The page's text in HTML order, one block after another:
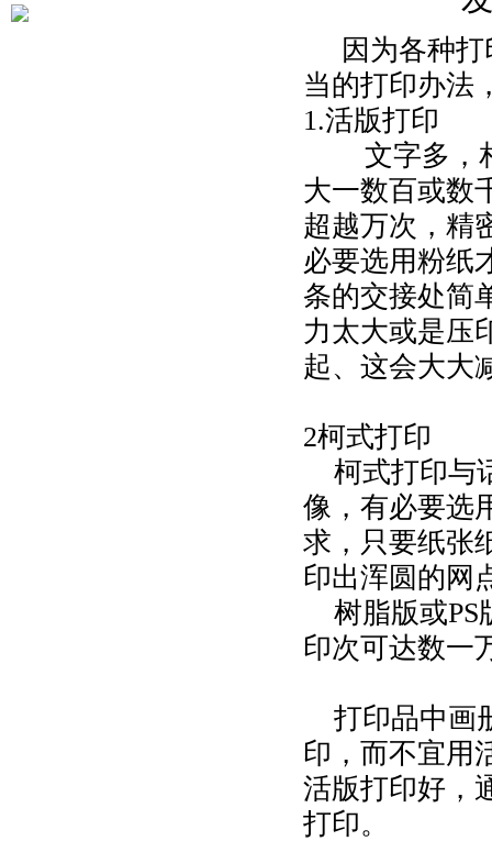
因为各种
当的打印办法
1.活版打印
文字多，
大一数百或数
超越万次，精
必要选用粉纸
条的交接处简
力太大或是压
起、这会大大
2柯式打印
柯式打印与
像，有必要选
求，只要纸张
印出浑圆的网
树脂版或PS
印次可达数一
打印品中画
印，而不宜用
活版打印好，
打印。